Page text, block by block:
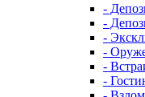
-
-
-
-
-
-